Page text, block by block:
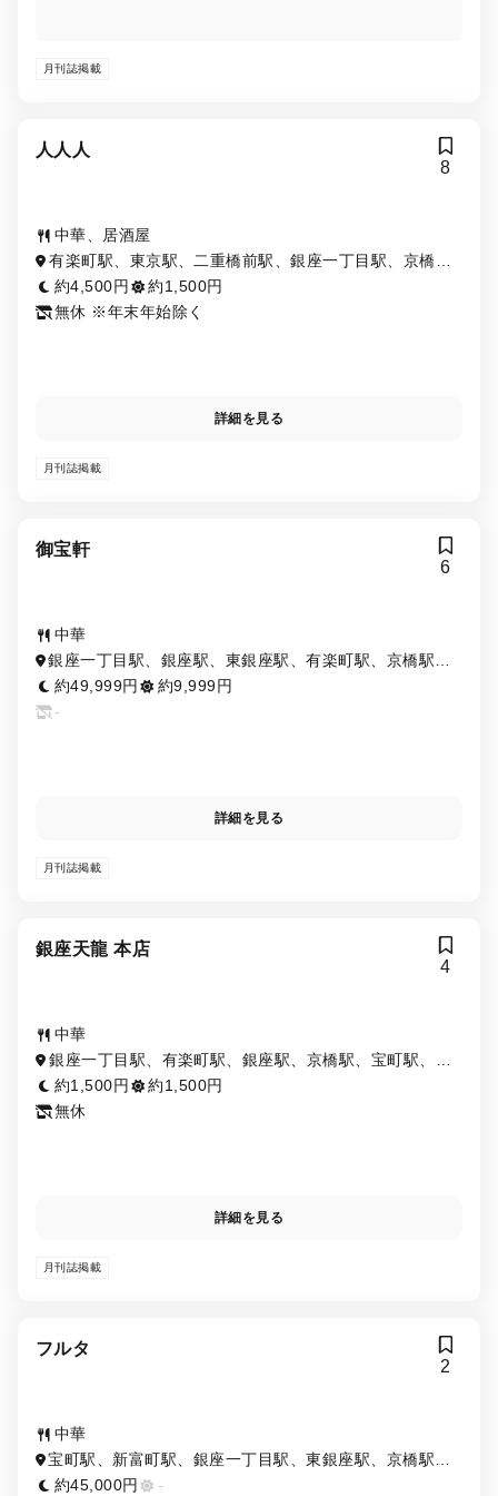
の方々に愛される場所を目指しております。
月刊誌掲載
人人人
8
中華、居酒屋
有楽町駅、東京駅、二重橋前駅、銀座一丁目駅、京橋
駅、日比谷駅、宝町駅、銀座駅
約4,500円
約1,500円
無休 ※年末年始除く
詳細を見る
月刊誌掲載
御宝軒
6
中華
銀座一丁目駅、銀座駅、東銀座駅、有楽町駅、京橋駅、
宝町駅、日比谷駅、新富町駅、築地駅
約49,999円
約9,999円
-
詳細を見る
月刊誌掲載
銀座天龍 本店
4
中華
銀座一丁目駅、有楽町駅、銀座駅、京橋駅、宝町駅、東
銀座駅、日比谷駅、新富町駅
約1,500円
約1,500円
無休
詳細を見る
月刊誌掲載
フルタ
2
中華
宝町駅、新富町駅、銀座一丁目駅、東銀座駅、京橋駅、
築地駅、銀座駅、八丁堀駅、有楽町駅
約45,000円
-